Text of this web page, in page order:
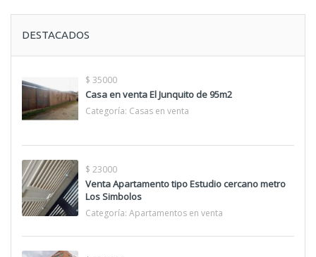
DESTACADOS
$ 35000
Casa en venta El Junquito de 95m2
Categoría: Casas en venta
$ 23000
Venta Apartamento tipo Estudio cercano metro
Los Simbolos
Categoría: Apartamentos en venta